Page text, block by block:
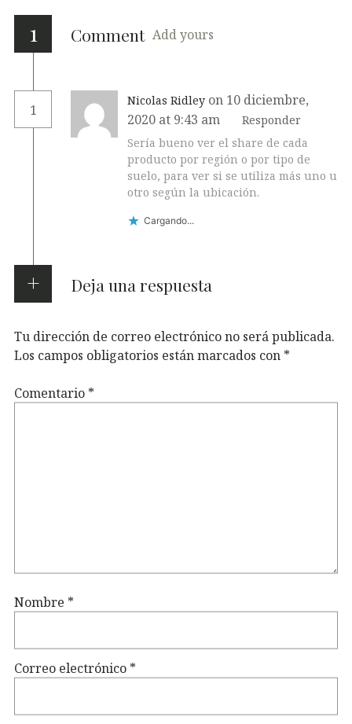
1 Comment Add yours
1
Nicolas Ridley on 10 diciembre,
2020 at 9:43 am
Responder
Sería bueno ver el share de cada
producto por región o por tipo de
suelo, para ver si se utiliza más uno u
otro según la ubicación.
Cargando...
Deja una respuesta
Tu dirección de correo electrónico no será publicada.
Los campos obligatorios están marcados con *
Comentario *
Nombre *
Correo electrónico *